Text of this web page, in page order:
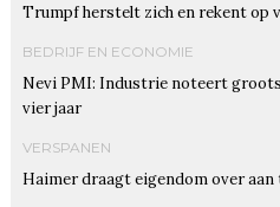
Trumpf herstelt zich en rekent op
BEDRIJF EN ECONOMIE
Nevi PMI: Industrie noteert
vier jaar
VERSPANEN
Haimer draagt eigendom over